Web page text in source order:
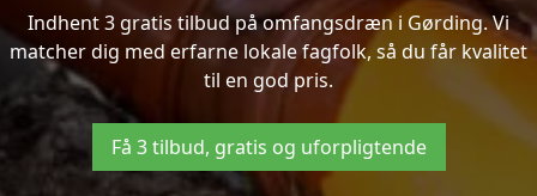
Indhent 3 gratis tilbud på omfangsdræn i Gørding. Vi
matcher dig med erfarne lokale fagfolk, så du får kvalitet
til en god pris.
Få 3 tilbud, gratis og uforpligtende